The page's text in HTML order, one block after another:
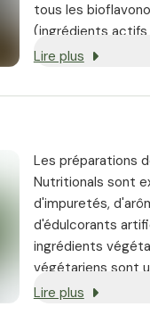
tous les
(ingrédients
d'origine naturelle.
rafraîchissante et
compenser ou
carence en
Lire plus
Les préparations
Nutritionals sont
d'impuretés,
d'édulcorants
ingrédients
végétariens sont
que possible, et
Lire plus